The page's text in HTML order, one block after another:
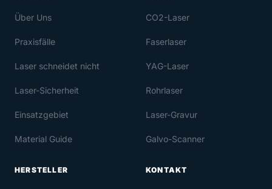
Über Uns
Praxisfälle
Laser schneidet nicht
Laser-Sicherheit
Einsatzgebiet
Material Guide
CO2-Laser
Faserlaser
YAG-Laser
Rohrlaser
Laser-Gravur
Galvo-Scanner
HERSTELLER KONTAKT